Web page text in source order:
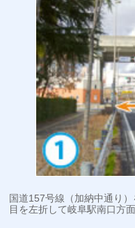
国道157号線（加納中通り
目を左折して岐阜駅南口方面